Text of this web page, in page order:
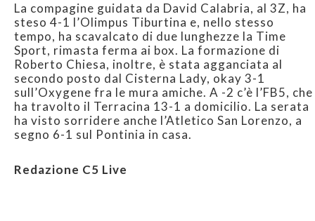
La compagine guidata da David Calabria, al 3Z, ha
steso 4-1 l’Olimpus Tiburtina e, nello stesso
tempo, ha scavalcato di due lunghezze la Time
Sport, rimasta ferma ai box. La formazione di
Roberto Chiesa, inoltre, è stata agganciata al
secondo posto dal Cisterna Lady, okay 3-1
sull’Oxygene fra le mura amiche. A -2 c’è l’FB5, che
ha travolto il Terracina 13-1 a domicilio. La serata
ha visto sorridere anche l’Atletico San Lorenzo, a
segno 6-1 sul Pontinia in casa.
Redazione C5 Live